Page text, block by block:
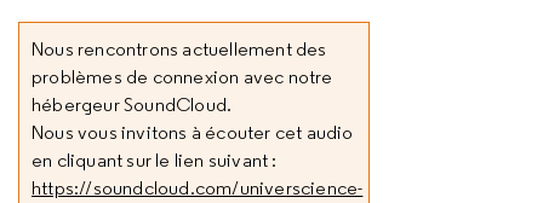
Nous rencontrons actuellement des
problèmes de connexion avec notre
hébergeur SoundCloud.
Nous vous invitons à écouter cet audio
en cliquant sur le lien suivant :
https://soundcloud.com/universcience-